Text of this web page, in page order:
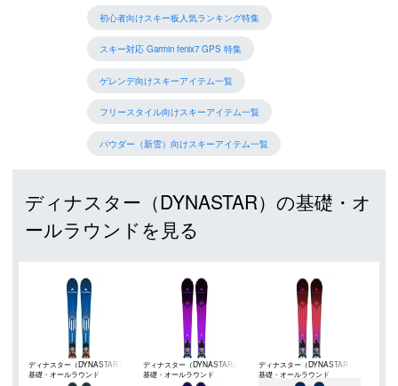
初心者向けスキー板人気ランキング特集
スキー対応 Garmin fenix7 GPS 特集
ゲレンデ向けスキーアイテム一覧
フリースタイル向けスキーアイテム一覧
パウダー（新雪）向けスキーアイテム一覧
ディナスター（DYNASTAR）の基礎・オ
ールラウンドを見る
ディナスター（DYNASTAR）
基礎・オールラウンド
ディナスター（DYNASTAR）
基礎・オールラウンド
ディナスター（DYNASTAR）
基礎・オールラウンド